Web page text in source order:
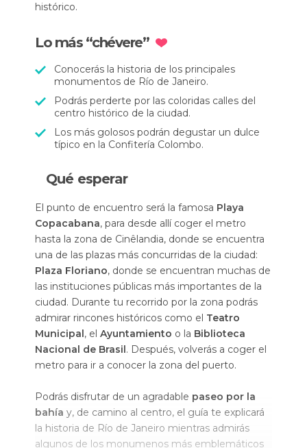
histórico.
Lo más “chévere”
Conocerás la historia de los principales
monumentos de Río de Janeiro.
Podrás perderte por las coloridas calles del
centro histórico de la ciudad.
Los más golosos podrán degustar un dulce
típico en la Confitería Colombo.
Qué esperar
El punto de encuentro será la famosa Playa
Copacabana, para desde allí coger el metro
hasta la zona de Cinêlandia, donde se encuentra
una de las plazas más concurridas de la ciudad:
Plaza Floriano, donde se encuentran muchas de
las instituciones públicas más importantes de la
ciudad. Durante tu recorrido por la zona podrás
admirar rincones históricos como el Teatro
Municipal, el Ayuntamiento o la Biblioteca
Nacional de Brasil. Después, volverás a coger el
metro para ir a conocer la zona del puerto.
Podrás disfrutar de un agradable paseo por la
bahía y, de camino al centro, el guía te explicará
la historia de Río de Janeiro mientras admirás
algunos de los monumenos más emblemáticos